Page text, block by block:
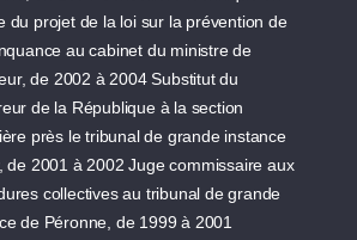
du projet de la loi sur la prévention de
au cabinet du ministre de
de 2002 à 2004 Substitut du
de la République à la section
près le tribunal de grande instance
de 2001 à 2002 Juge commissaire aux
collectives au tribunal de grande
de Péronne, de 1999 à 2001